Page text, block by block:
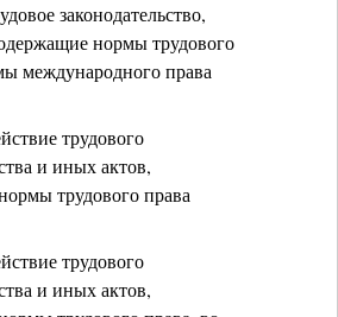
законодательство,
нормы трудового
международного права
трудового
и иных актов,
трудового права
трудового
и иных актов,